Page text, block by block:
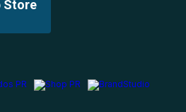
Store